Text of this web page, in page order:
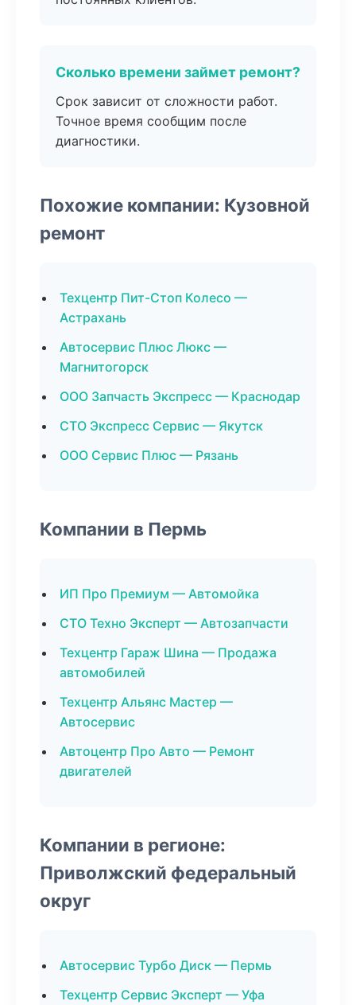
Сколько времени займет ремонт?
Срок зависит от сложности работ.
Точное время сообщим после
диагностики.
Похожие компании: Кузовной
ремонт
Техцентр Пит-Стоп Колесо —
Астрахань
Автосервис Плюс Люкс —
Магнитогорск
ООО Запчасть Экспресс — Краснодар
СТО Экспресс Сервис — Якутск
ООО Сервис Плюс — Рязань
Компании в Пермь
ИП Про Премиум — Автомойка
СТО Техно Эксперт — Автозапчасти
Техцентр Гараж Шина — Продажа
автомобилей
Техцентр Альянс Мастер —
Автосервис
Автоцентр Про Авто — Ремонт
двигателей
Компании в регионе:
Приволжский федеральный
округ
Автосервис Турбо Диск — Пермь
Техцентр Сервис Эксперт — Уфа